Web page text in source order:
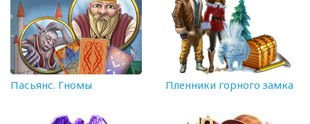
Пасьянс. Гномы Пленники горного замка